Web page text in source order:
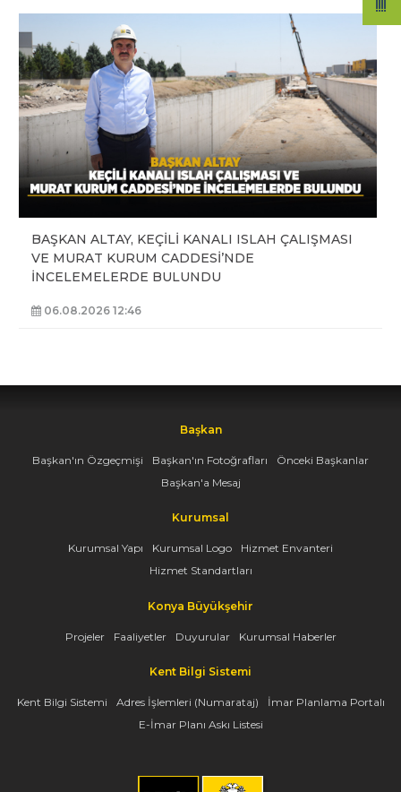
BAŞKAN ALTAY, KEÇİLİ KANALI ISLAH ÇALIŞMASI
VE MURAT KURUM CADDESİ’NDE
İNCELEMELERDE BULUNDU
06.08.2026 12:46
Başkan
Başkan'ın Özgeçmişi Başkan'ın Fotoğrafları
Önceki Başkanlar
Başkan'a Mesaj
Kurumsal
Kurumsal Yapı Kurumsal Logo
Hizmet Envanteri
Hizmet Standartları
Konya Büyükşehir
Projeler Faaliyetler Duyurular Kurumsal Haberler
Kent Bilgi Sistemi
Kent Bilgi Sistemi Adres İşlemleri (Numarataj)
İmar Planlama Portalı
E-İmar Planı Askı Listesi